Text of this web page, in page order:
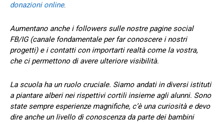
donazioni online.
Aumentano anche i followers sulle nostre pagine social
FB/IG (canale fondamentale per far conoscere i nostri
progetti) e i contatti con importarti realtà come la vostra,
che ci permettono di avere ulteriore visibilità.
La scuola ha un ruolo cruciale. Siamo andati in diversi istituti
a piantare alberi nei rispettivi cortili insieme agli alunni. Sono
state sempre esperienze magnifiche, c’è una curiosità e devo
dire anche un livello di conoscenza da parte dei bambini